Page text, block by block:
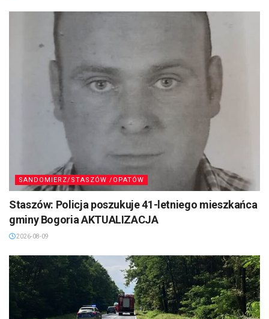
SANDOMIERZ/STASZÓW /OPATÓW
Staszów: Policja poszukuje 41-letniego mieszkańca
gminy Bogoria AKTUALIZACJA
2026-08-09